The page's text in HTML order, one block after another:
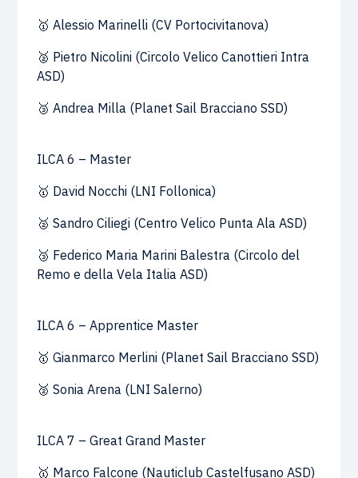
🥇 Alessio Marinelli (CV Portocivitanova)
🥈 Pietro Nicolini (Circolo Velico Canottieri Intra
ASD)
🥉 Andrea Milla (Planet Sail Bracciano SSD)
ILCA 6 – Master
🥇 David Nocchi (LNI Follonica)
🥈 Sandro Ciliegi (Centro Velico Punta Ala ASD)
🥉 Federico Maria Marini Balestra (Circolo del
Remo e della Vela Italia ASD)
ILCA 6 – Apprentice Master
🥇 Gianmarco Merlini (Planet Sail Bracciano SSD)
🥈 Sonia Arena (LNI Salerno)
ILCA 7 – Great Grand Master
🥇 Marco Falcone (Nauticlub Castelfusano ASD)